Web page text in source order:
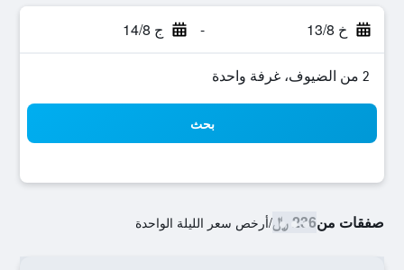
خ 13/8 - ج 14/8
2 من الضيوف، غرفة واحدة
بحث
صفقات من236 ﷼ /أرخص سعر الليلة الواحدة